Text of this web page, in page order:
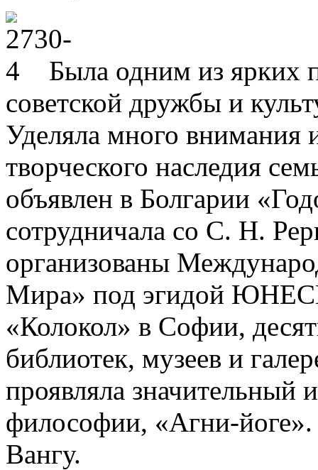
Была одним из ярких
советской дружбы и
Уделяла много внимания
творческого наследия
объявлен в Болгарии
сотрудничала со С. Н.
организованы
Мира» под эгидой
«Колокол» в Софии,
библиотек, музеев и
проявляла значительный
философии, «Агни-
Вангу.